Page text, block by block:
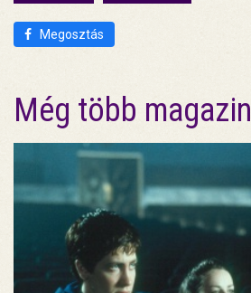
Megosztás
Még több magazin